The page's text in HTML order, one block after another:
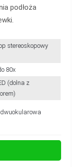
podłoża
stereoskopowy
80x
(dolna z
dwuokularowa